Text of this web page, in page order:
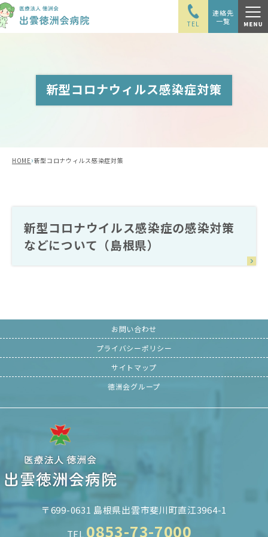
TEL
連絡先
一覧
新型コロナウィルス感染症対策
HOME›新型コロナウィルス感染症対策
新型コロナウイルス感染症の感染対策
などについて（島根県）
お問い合わせ
プライバシーポリシー
サイトマップ
徳洲会グループ
〒699-0631 島根県出雲市斐川町直江3964-1
TEL 0853-73-7000